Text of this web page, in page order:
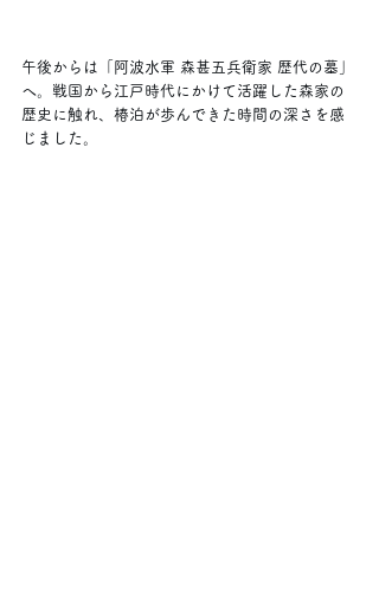
午後からは「阿波水軍 森甚五兵衛家 歴代の墓」
へ。戦国から江戸時代にかけて活躍した森家の
歴史に触れ、椿泊が歩んできた時間の深さを感
じました。